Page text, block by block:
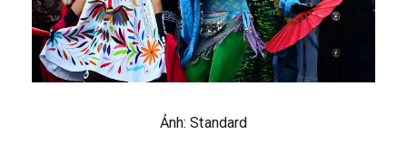
Ảnh: Standard